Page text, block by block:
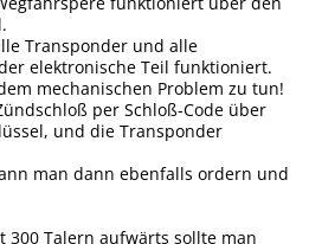
Transponder und alle
elektronische Teil funktioniert.
mechanischen Problem zu tun!
per Schloß-Code über
und die Transponder
man dann ebenfalls ordern und
Talern aufwärts sollte man